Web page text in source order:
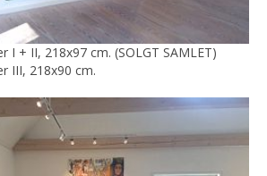
+ II, 218x97 cm. (SOLGT SAMLET)
III, 218x90 cm.